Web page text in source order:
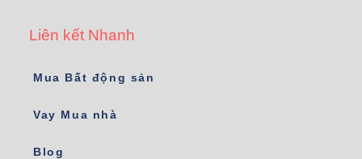
Liên kết Nhanh
Mua Bất động sản
Vay Mua nhà
Blog